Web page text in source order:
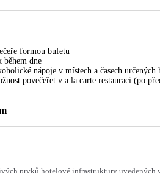
formou bufetu
během dne
nápoje v místech a časech určených
povečeřet v a la carte restauraci (po
prvků hotelové infrastruktury uvedených